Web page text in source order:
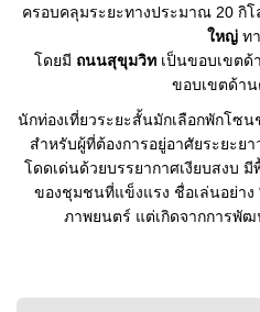
ครอบคลุมระยะทางประมาณ 20 กิโ
ใหญ่ ท
โดยมี ถนนสุขุมวิทเป็นขอบเขตด้
ขอบเขตด้า
นักท่องเที่ยวระยะสั้นมักเลือกพักโซ
สำหรับผู้ที่ต้องการอยู่อาศัยระยะย
โดดเด่นด้วยบรรยากาศเงียบสงบ
ของชุมชนที่แข็งแรง ชื่อเล่นอย่าง
ภาพยนตร์ แต่เกิดจากการพั